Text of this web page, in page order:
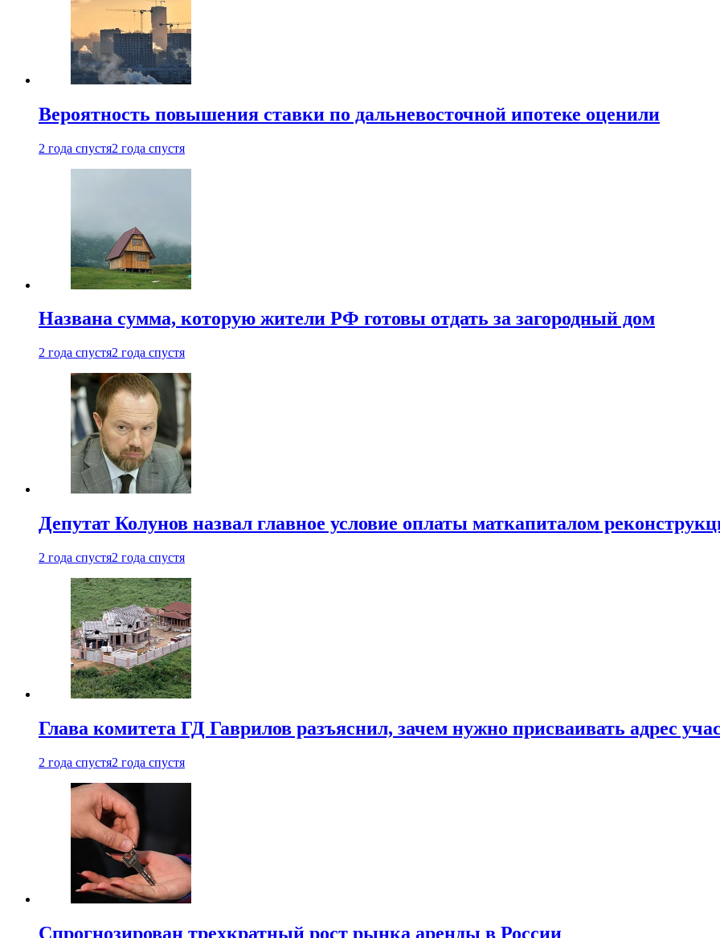
Вероятность повышения ставки по дальневосточной ипотеке оценили
2 года спустя2 года спустя
Названа сумма, которую жители РФ готовы отдать за загородный дом
2 года спустя2 года спустя
Депутат Колунов назвал главное условие оплаты маткапиталом
2 года спустя2 года спустя
Глава комитета ГД Гаврилов разъяснил, зачем нужно присваивать адрес
2 года спустя2 года спустя
Спрогнозирован трехкратный рост рынка аренды в России